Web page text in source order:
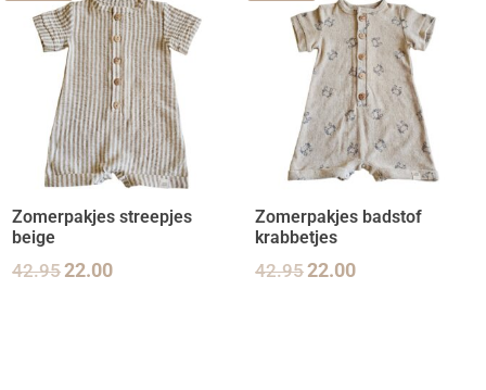
Zomerpakjes streepjes
beige
42.9522.00
Zomerpakjes badstof
krabbetjes
42.9522.00